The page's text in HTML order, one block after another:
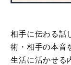
相手に伝わる話
術・相手の本音
生活に活かせる